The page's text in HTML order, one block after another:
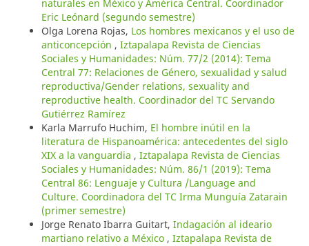
naturales en México y América Central. Coordinador
Eric Leónard (segundo semestre)
Olga Lorena Rojas, Los hombres mexicanos y el uso de
anticoncepción , Iztapalapa Revista de Ciencias
Sociales y Humanidades: Núm. 77/2 (2014): Tema
Central 77: Relaciones de Género, sexualidad y salud
reproductiva/Gender relations, sexuality and
reproductive health. Coordinador del TC Servando
Gutiérrez Ramírez
Karla Marrufo Huchim, El hombre inútil en la
literatura de Hispanoamérica: antecedentes del siglo
XIX a la vanguardia , Iztapalapa Revista de Ciencias
Sociales y Humanidades: Núm. 86/1 (2019): Tema
Central 86: Lenguaje y Cultura /Language and
Culture. Coordinadora del TC Irma Munguía Zatarain
(primer semestre)
Jorge Renato Ibarra Guitart, Indagación al ideario
martiano relativo a México , Iztapalapa Revista de